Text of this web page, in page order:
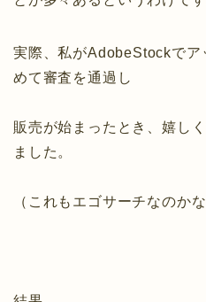
実際、私がAdobeStockでア
めて審査を通過し
販売が始まったとき、嬉し
ました。
（これもエゴサーチなのかな